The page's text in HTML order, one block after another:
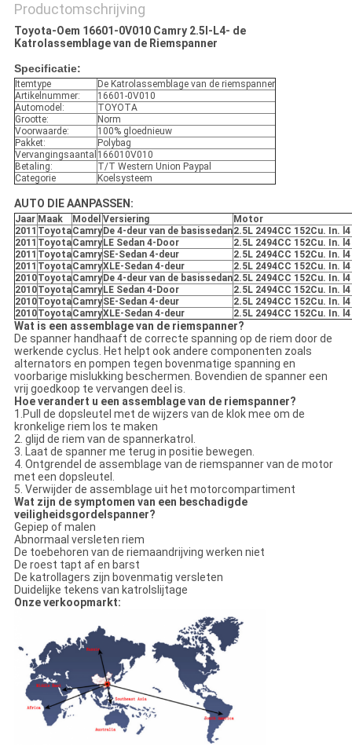
Productomschrijving
Toyota-Oem 16601-0V010 Camry 2.5l-L4- de
Katrolassemblage van de Riemspanner
Specificatie:
Itemtype
De Katrolassemblage van de riemspanner
Artikelnummer:
16601-0V010
Automodel:
TOYOTA
Grootte:
Norm
Voorwaarde:
100% gloednieuw
Pakket:
Polybag
Vervangingsaantal 166010V010
Betaling:
T/T Western Union Paypal
Categorie
Koelsysteem
AUTO DIE AANPASSEN:
Jaar Maak Model Versiering
Motor
2011 ToyotaCamry De 4-deur van de basissedan2.5L 2494CC 152Cu. In.
2011 ToyotaCamry LE Sedan 4-Door
2.5L 2494CC 152Cu. In.
2011 ToyotaCamrySE-Sedan 4-deur
2.5L 2494CC 152Cu. In.
2011 ToyotaCamryXLE-Sedan 4-deur
2.5L 2494CC 152Cu. In.
2010ToyotaCamry De 4-deur van de basissedan2.5L 2494CC 152Cu. In.
2010ToyotaCamry LE Sedan 4-Door
2.5L 2494CC 152Cu. In.
2010ToyotaCamrySE-Sedan 4-deur
2.5L 2494CC 152Cu. In.
2010ToyotaCamryXLE-Sedan 4-deur 2.5L 2494CC 152Cu. In.
Wat is een assemblage van de riemspanner?
De spanner handhaaft de correcte spanning op de riem door de
werkende cyclus. Het helpt ook andere componenten zoals
alternators en pompen tegen bovenmatige spanning en
voorbarige mislukking beschermen. Bovendien de spanner een
vrij goedkoop te vervangen deel is.
Hoe verandert u een assemblage van de riemspanner?
1.Pull de dopsleutel met de wijzers van de klok mee om de
kronkelige riem los te maken
2. glijd de riem van de spannerkatrol.
3. Laat de spanner me terug in positie bewegen.
4. Ontgrendel de assemblage van de riemspanner van de motor
met een dopsleutel.
5. Verwijder de assemblage uit het motorcompartiment
Wat zijn de symptomen van een beschadigde
veiligheidsgordelspanner?
Gepiep of malen
Abnormaal versleten riem
De toebehoren van de riemaandrijving werken niet
De roest tapt af en barst
De katrollagers zijn bovenmatig versleten
Duidelijke tekens van katrolslijtage
Onze verkoopmarkt: